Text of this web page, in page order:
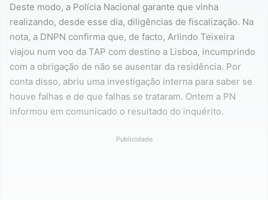
Deste modo, a Polícia Nacional garante que vinha
realizando, desde esse dia, diligências de fiscalização. Na
nota, a DNPN confirma que, de facto, Arlindo Teixeira
viajou num voo da TAP com destino a Lisboa, incumprindo
com a obrigação de não se ausentar da residência. Por
conta disso, abriu uma investigação interna para saber se
houve falhas e de que falhas se trataram. Ontem a PN
informou em comunicado o resultado do inquérito.
Publicidade